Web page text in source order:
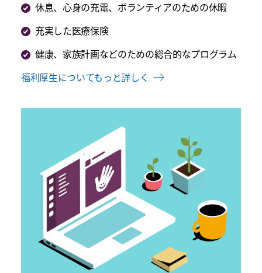
休息、心身の充電、ボランティアのための休暇
充実した医療保険
健康、家族計画などのための総合的なプログラム
福利厚生についてもっと詳しく